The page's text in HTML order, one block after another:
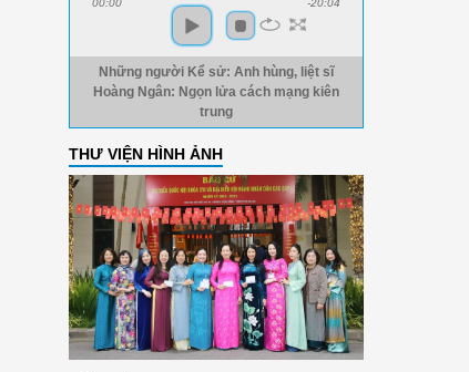
00:00 -20:04
Những người Kể sử: Anh hùng, liệt sĩ
Hoàng Ngân: Ngọn lửa cách mạng kiên
trung
THƯ VIỆN HÌNH ẢNH